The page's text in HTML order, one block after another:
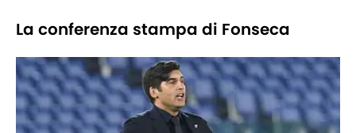
La conferenza stampa di Fonseca